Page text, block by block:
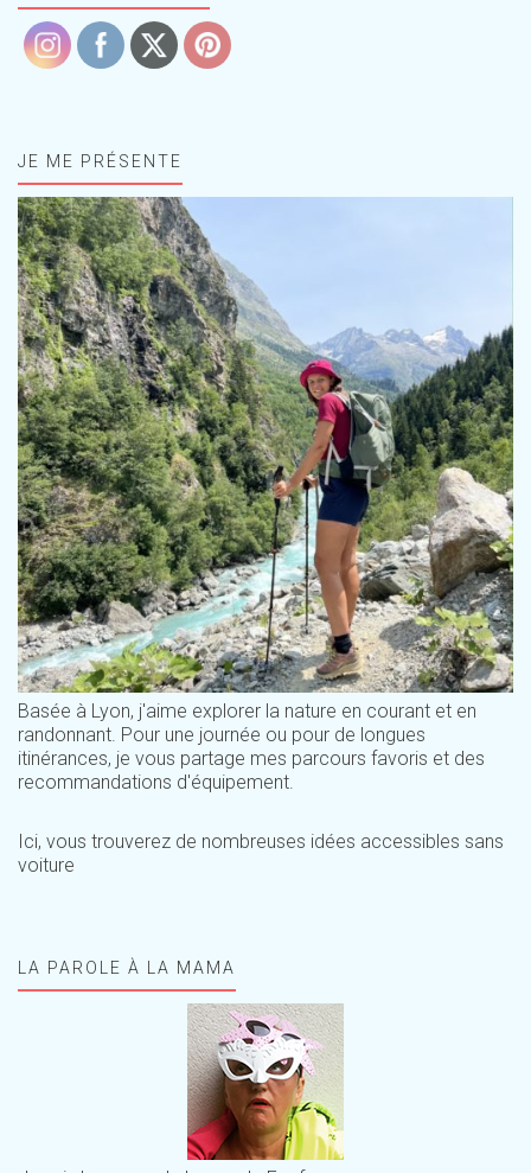
JE ME PRÉSENTE
Basée à Lyon, j'aime explorer la nature en courant et en
randonnant. Pour une journée ou pour de longues
itinérances, je vous partage mes parcours favoris et des
recommandations d'équipement.
Ici, vous trouverez de nombreuses idées accessibles sans
voiture
LA PAROLE À LA MAMA